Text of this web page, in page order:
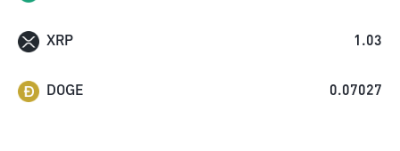
XRP 1.03
DOGE 0.07027